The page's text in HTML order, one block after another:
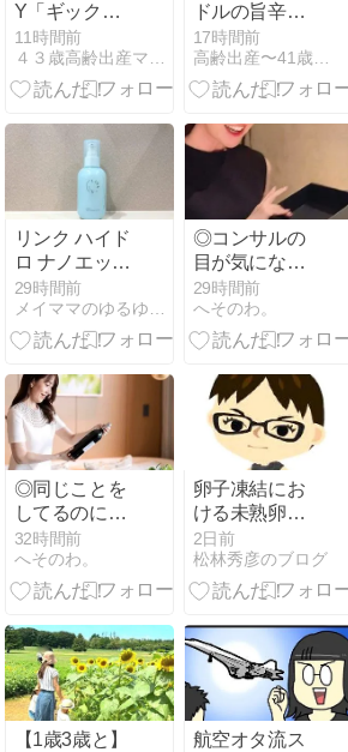
Y「ギックリ
腰予備軍」ヒ
ヤリ体験から
の回復！
11時間前
ドルの旨辛
SEAFOOD✩
17時間前
リンク ハイド
ロ ナノエッセ
ンスローショ
ンをレビュ
ー！
29時間前
◎コンサルの
目が気になっ
て、投稿が怖
い。
29時間前
へそのわ。
◎同じことを
してるのに、
うまくいかな
い理由。
32時間前
へそのわ。
卵子凍結にお
ける未熟卵凍
結：誌面上バ
トル
2日前
松林秀彦のブログ
【1歳3歳と】
航空オタ流ス